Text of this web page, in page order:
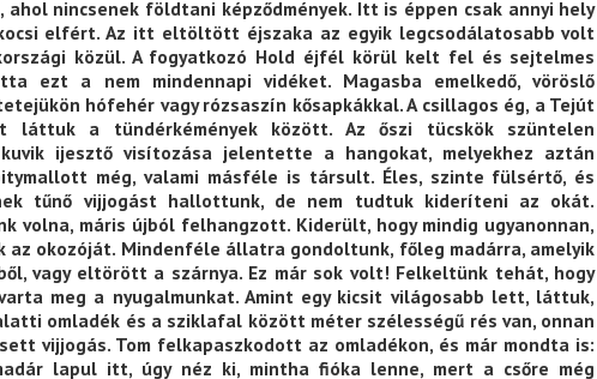
ahol nincsenek földtani képződmények. Itt is éppen csak annyi hely
elfért. Az itt eltöltött éjszaka az egyik legcsodálatosabb volt
közül. A fogyatkozó Hold éjfél körül kelt fel és sejtelmes
ezt a nem mindennapi vidéket. Magasba emelkedő, vöröslő
hófehér vagy rózsaszín kősapkákkal. A csillagos ég, a Tejút
láttuk a tündérkémények között. Az őszi tücskök szüntelen
ijesztő visítozása jelentette a hangokat, melyekhez aztán
még, valami másféle is társult. Éles, szinte fülsértő, és
tűnő vijjogást hallottunk, de nem tudtuk kideríteni az okát.
volna, máris újból felhangzott. Kiderült, hogy mindig ugyanonnan,
az okozóját. Mindenféle állatra gondoltunk, főleg madárra, amelyik
vagy eltörött a szárnya. Ez már sok volt! Felkeltünk tehát, hogy
meg a nyugalmunkat. Amint egy kicsit világosabb lett, láttuk,
omladék és a sziklafal között méter szélességű rés van, onnan
vijjogás. Tom felkapaszkodott az omladékon, és már mondta is:
lapul itt, úgy néz ki, mintha fióka lenne, mert a csőre még